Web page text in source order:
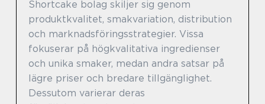
Shortcake bolag skiljer sig genom
produktkvalitet, smakvariation, distribution
och marknadsföringsstrategier. Vissa
fokuserar på högkvalitativa ingredienser
och unika smaker, medan andra satsar på
lägre priser och bredare tillgänglighet.
Dessutom varierar deras